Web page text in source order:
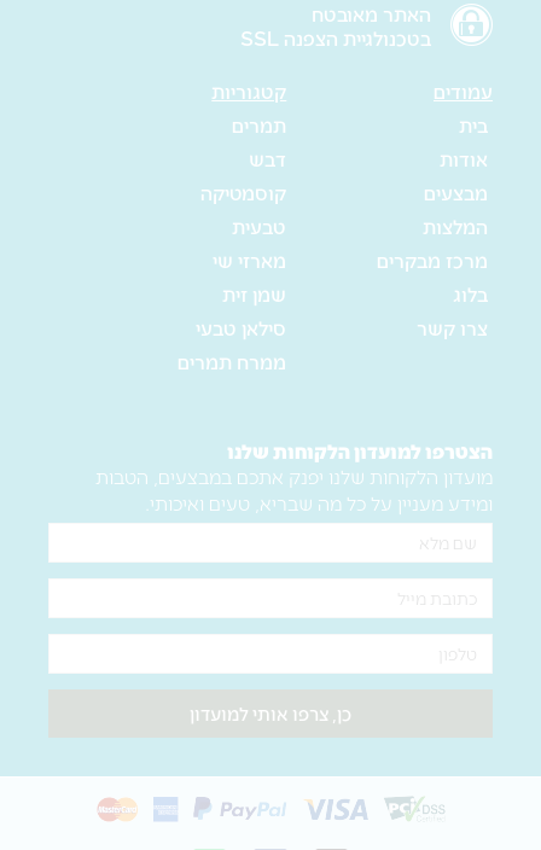
האתר מאובטח
בטכנולגיית הצפנה SSL
עמודים
בית
אודות
מבצעים
המלצות
מרכז מבקרים
בלוג
צרו קשר
קטגוריות
תמרים
דבש
קוסמטיקה
טבעית
מארזי שי
שמן זית
סילאן טבעי
ממרח תמרים
הצטרפו למועדון הלקוחות שלנו
מועדון הלקוחות שלנו יפנק אתכם במבצעים, הטבות
ומידע מעניין על כל מה שבריא, טעים ואיכותי.
שם
אימייל
טלפון
כן, צרפו אותי למועדון